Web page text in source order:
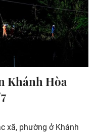
Khánh Hòa
xã, phường ở Khánh